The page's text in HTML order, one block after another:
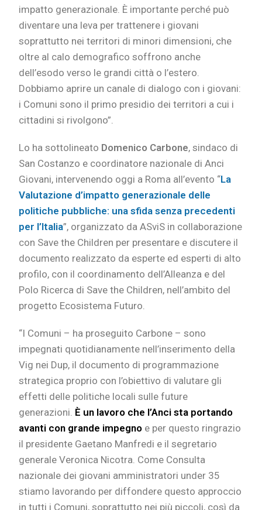
impatto generazionale. È importante perché può
diventare una leva per trattenere i giovani
soprattutto nei territori di minori dimensioni, che
oltre al calo demografico soffrono anche
dell’esodo verso le grandi città o l’estero.
Dobbiamo aprire un canale di dialogo con i giovani:
i Comuni sono il primo presidio dei territori a cui i
cittadini si rivolgono”.
Lo ha sottolineato Domenico Carbone, sindaco di
San Costanzo e coordinatore nazionale di Anci
Giovani, intervenendo oggi a Roma all’evento “La
Valutazione d’impatto generazionale delle
politiche pubbliche: una sfida senza precedenti
per l’Italia”, organizzato da ASviS in collaborazione
con Save the Children per presentare e discutere il
documento realizzato da esperte ed esperti di alto
profilo, con il coordinamento dell’Alleanza e del
Polo Ricerca di Save the Children, nell’ambito del
progetto Ecosistema Futuro.
“I Comuni – ha proseguito Carbone – sono
impegnati quotidianamente nell’inserimento della
Vig nei Dup, il documento di programmazione
strategica proprio con l’obiettivo di valutare gli
effetti delle politiche locali sulle future
generazioni. È un lavoro che l’Anci sta portando
avanti con grande impegno e per questo ringrazio
il presidente Gaetano Manfredi e il segretario
generale Veronica Nicotra. Come Consulta
nazionale dei giovani amministratori under 35
stiamo lavorando per diffondere questo approccio
in tutti i Comuni, soprattutto nei più piccoli, così da